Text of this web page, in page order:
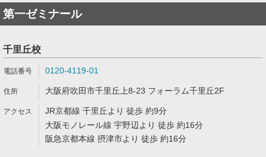
第一ゼミナール
千里丘校
0120-4119-01
大阪府吹田市千里丘上8-23 フォーラム千里丘2F
JR京都線 千里丘より 徒歩 約9分
大阪モノレール線 宇野辺より 徒歩 約16分
阪急京都本線 摂津市より 徒歩 約16分